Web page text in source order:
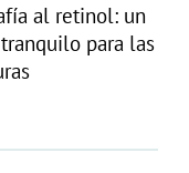
al retinol: un
para las